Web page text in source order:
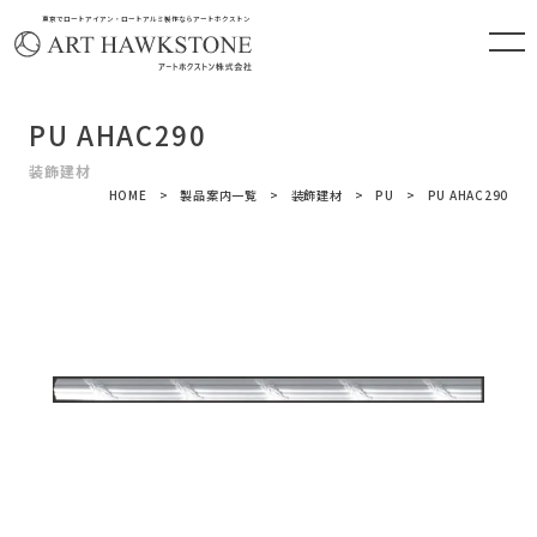
東京でロートアイアン・ロートアルミ製作ならアートホクストン
PU AHAC290
装飾建材
HOME 製品案内一覧 装飾建材 PU PU AHAC290